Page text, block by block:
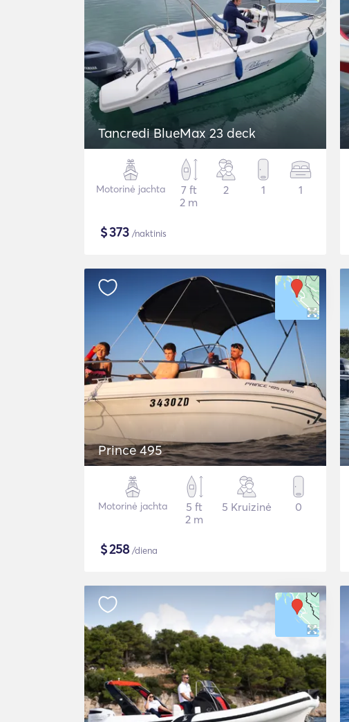
Tancredi BlueMax 23 deck
Motorinė jachta
7 ft
2 m
2 1 1
$373 /naktinis
Prince 495
Motorinė jachta
5 ft
2 m
5 Kruizinė 0
$258/diena